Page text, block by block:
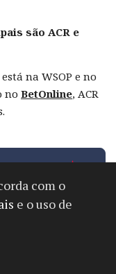
são ACR e
na WSOP e no
no BetOnline, ACR
1,000jogadores
com o
e o uso de